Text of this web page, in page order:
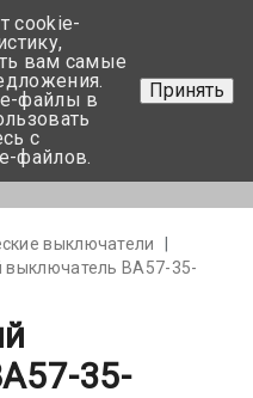
+375 17-350-99-56
+375 44-752-82-08
Задать вопрос
выключатели
выключатель ВА57-35-
35-
cookie-
вам самые
файлы в
с
файлов.
Принять